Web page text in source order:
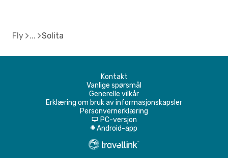
Fly Solita
Kontakt
Vanlige spørsmål
Generelle vilkår
Erklæring om bruk av informasjonskapsler
Personvernerklæring
d PC-versjon
A Android-app